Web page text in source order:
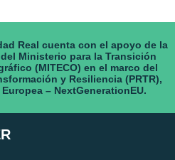
Real cuenta con el apoyo de la
Ministerio para la Transición
(MITECO) en el marco del
y Resiliencia (PRTR),
– NextGenerationEU.